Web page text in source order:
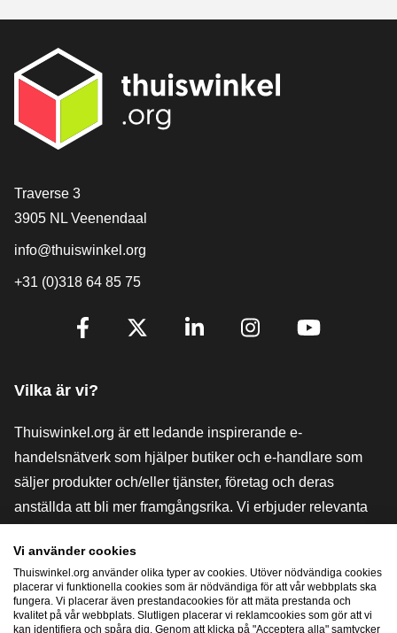
[_General:Contact]
Traverse 3
3905 NL Veenendaal
info@thuiswinkel.org
+31 (0)318 64 85 75
[_General:SocialMediaTitle]
Vilka är vi?
Thuiswinkel.org är ett ledande inspirerande e-
handelsnätverk som hjälper butiker och e-handlare som
säljer produkter och/eller tjänster, företag och deras
anställda att bli mer framgångsrika. Vi erbjuder relevanta
Thuiswinkel-recensioner, rättsliga medel och rådgivning,
stöd, marknadsundersökningar och vi har en egen
utbildningsplattform, Thuiswinkel e-Academy.
Vi använder cookies
Thuiswinkel.org använder olika typer av cookies. Utöver nödvändiga cookies
placerar vi funktionella cookies som är nödvändiga för att vår webbplats ska
fungera. Vi placerar även prestandacookies för att mäta prestanda och
kvalitet på vår webbplats. Slutligen placerar vi reklamcookies som gör att vi
kan identifiera och spåra dig. Genom att klicka på "Acceptera alla" samtycker